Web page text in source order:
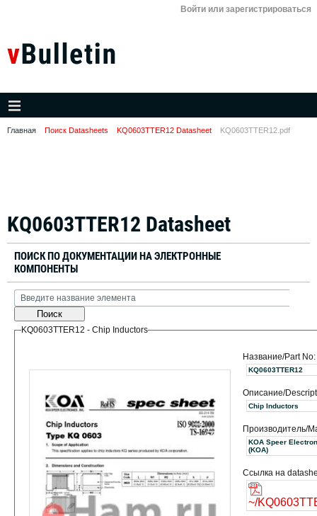
Войти или зарегистрироваться
Главная Поиск Datasheets KQ0603TTER12 Datasheet KQ0603TTER12.pdf
KQ0603TTER12 Datasheet
ПОИСК ПО ДОКУМЕНТАЦИИ НА ЭЛЕКТРОННЫЕ
КОМПОНЕНТЫ
Поиск
KQ0603TTER12 - Chip Inductors
Название/Part No:
KQ0603TTER12
Описание/
Chip Inductors
Производитель/
KOA Speer
(KOA)
Ссылка на
~/